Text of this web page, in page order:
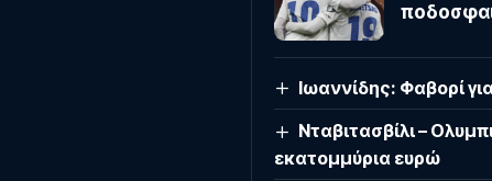
Ιωαννίδης: Φαβορί
Νταβιτασβίλι –
εκατομμύρια ευρώ